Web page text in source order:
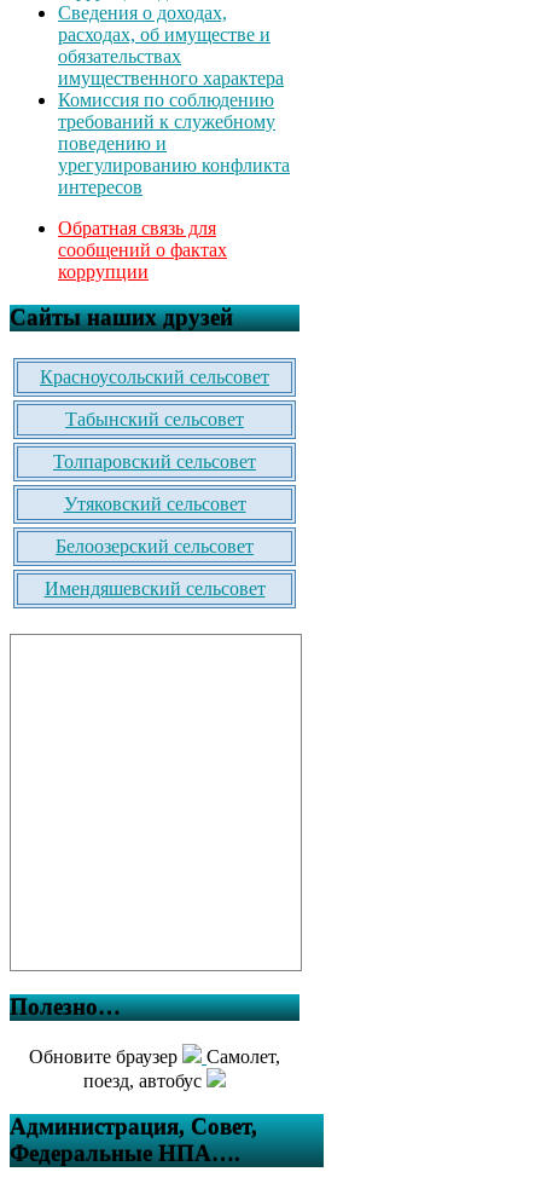
Сведения о доходах,
расходах, об имуществе и
обязательствах
имущественного характера
Комиссия по соблюдению
требований к служебному
поведению и
урегулированию конфликта
интересов
Обратная связь для
сообщений о фактах
коррупции
Сайты наших друзей
Красноусольский сельсовет
Табынский сельсовет
Толпаровский сельсовет
Утяковский сельсовет
Белоозерский сельсовет
Имендяшевский сельсовет
Полезно…
Обновите браузер
Самолет,
поезд, автобус
Администрация, Совет,
Федеральные НПА….